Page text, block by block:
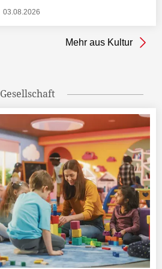
03.08.2026
Mehr aus Kultur
Gesellschaft